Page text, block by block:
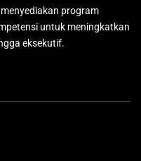
menyediakan program
untuk meningkatkan
eksekutif.